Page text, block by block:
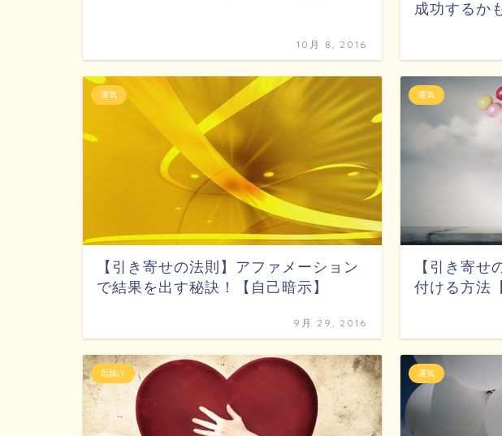
10月 8, 2016
成功するか
運気
【引き寄せの法則】アファメーション
で結果を出す秘訣！【自己暗示】
9月 29, 2016
運気
【引き寄せ
付ける方法
厄除け 運気